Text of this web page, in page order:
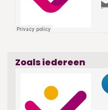
Zoals iedereen